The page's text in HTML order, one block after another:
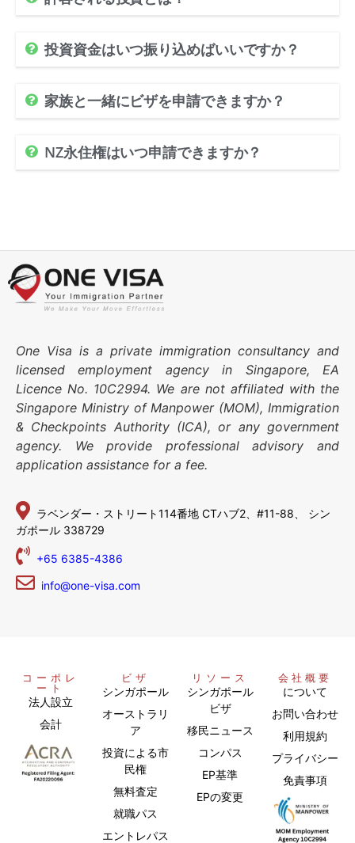
投資資金はいつ振り込めばいいですか？
家族と一緒にビザを申請できますか？
NZ永住権はいつ申請できますか？
One Visa is a private immigration consultancy and
licensed employment agency in Singapore, EA
Licence No. 10C2994. We are not affiliated with the
Singapore Ministry of Manpower (MOM), Immigration
& Checkpoints Authority (ICA), or any government
agency. We provide professional advisory and
application assistance for a fee.
ラベンダー・ストリート114番地 CTハブ2、#11-88、 シン
ガポール 338729
+65 6385-4386
info@one-visa.com
コーポレ
ート
法人設立
会計
ビザ
シンガポール
オーストラリ
ア
投資による市
民権
無料査定
就職パス
エントレパス
リソース
シンガポール
ビザ
移民ニュース
コンパス
EP基準
EPの変更
会社概要
について
お問い合わせ
利用規約
プライバシー
免責事項